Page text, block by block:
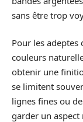
sans être trop
Pour les adeptes
couleurs
obtenir une
se limitent
lignes fines ou
garder un aspect